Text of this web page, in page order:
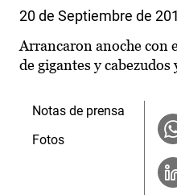
20 de Septiembre de
Arrancaron anoche con
de gigantes y cabezudos
Notas de prensa
Fotos